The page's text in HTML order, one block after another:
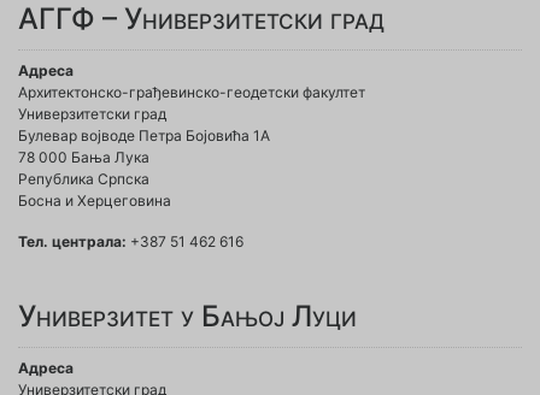
АГГФ – Универзитетски град
Адреса
Архитектонско-грађевинско-геодетски факултет
Универзитетски град
Булевар војводе Петра Бојовића 1A
78 000 Бања Лука
Република Српска
Босна и Херцеговина
Тел. централа: +387 51 462 616
Универзитет у Бањој Луци
Адреса
Универзитетски град